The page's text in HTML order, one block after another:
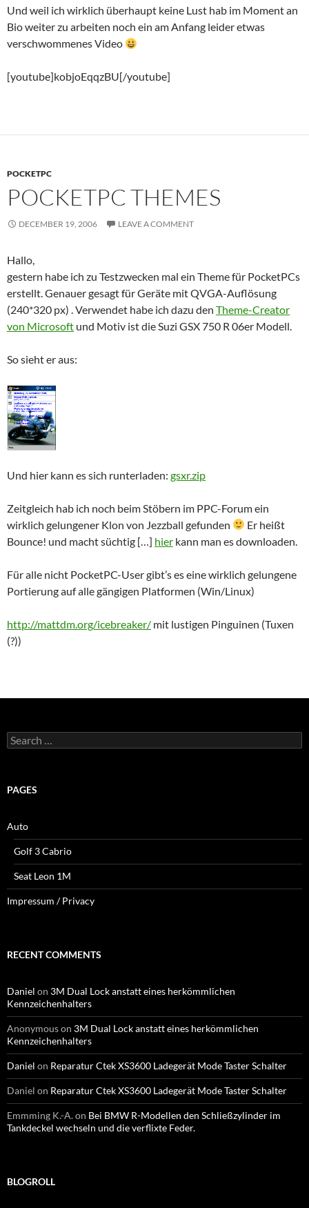
Und weil ich wirklich überhaupt keine Lust hab im Moment an
Bio weiter zu arbeiten noch ein am Anfang leider etwas
verschwommenes Video
[youtube]kobjoEqqzBU[/youtube]
POCKETPC
POCKETPC THEMES
DECEMBER 19, 2006 LEAVE A COMMENT
Hallo,
gestern habe ich zu Testzwecken mal ein Theme für PocketPCs
erstellt. Genauer gesagt für Geräte mit QVGA-Auflösung
(240*320 px) . Verwendet habe ich dazu den Theme-Creator
von Microsoft und Motiv ist die Suzi GSX 750 R 06er Modell.
So sieht er aus:
Und hier kann es sich runterladen: gsxr.zip
Zeitgleich hab ich noch beim Stöbern im PPC-Forum ein
wirklich gelungener Klon von Jezzball gefunden
Er heißt
Bounce! und macht süchtig […] hier kann man es downloaden.
Für alle nicht PocketPC-User gibt’s es eine wirklich gelungene
Portierung auf alle gängigen Platformen (Win/Linux)
http://mattdm.org/icebreaker/ mit lustigen Pinguinen (Tuxen
(?))
Search
for:
PAGES
Auto
Golf 3 Cabrio
Seat Leon 1M
Impressum / Privacy
RECENT COMMENTS
Daniel on 3M Dual Lock anstatt eines herkömmlichen
Kennzeichenhalters
Anonymouson 3M Dual Lock anstatt eines herkömmlichen
Kennzeichenhalters
Daniel on Reparatur Ctek XS3600 Ladegerät Mode Taster Schalter
Daniel on Reparatur Ctek XS3600 Ladegerät Mode Taster Schalter
Emmming K.-A.on Bei BMW R-Modellen den Schließzylinder im
Tankdeckel wechseln und die verflixte Feder.
BLOGROLL